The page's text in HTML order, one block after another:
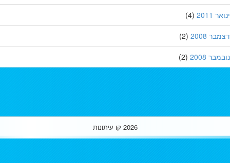
2011
(4)
2008
(2)
2008
(2)
2026 קו עיתונות